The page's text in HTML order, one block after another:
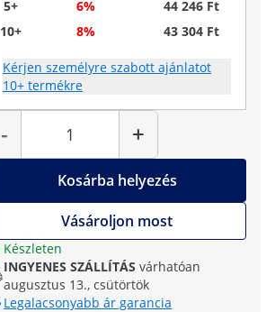
5+
6%
44 246 Ft
10+
8% 43 304 Ft
Kérjen személyre szabott ajánlatot
10+ termékre
-
Mennyiség
+
Kosárba helyezés
Vásároljon most
Készleten
INGYENES SZÁLLÍTÁS várhatóan
augusztus 13., csütörtök
Legalacsonyabb ár garancia